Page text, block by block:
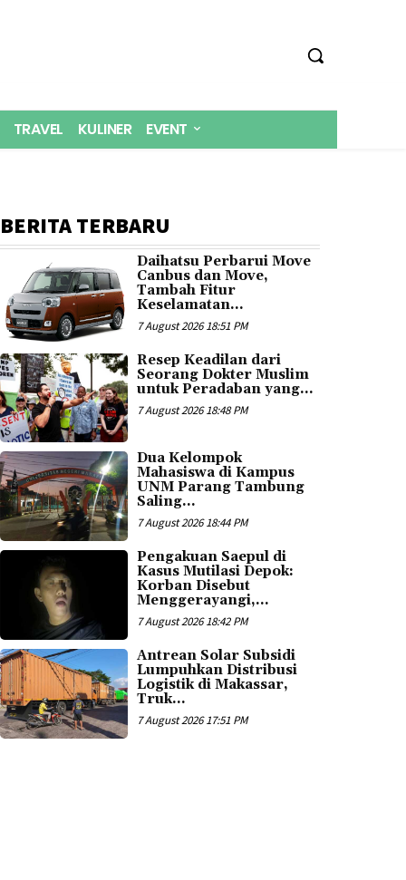
TRAVEL KULINER EVENT
BERITA TERBARU
Daihatsu Perbarui Move
Canbus dan Move,
Tambah Fitur
Keselamatan...
7 August 2026 18:51 PM
Resep Keadilan dari
Seorang Dokter Muslim
untuk Peradaban yang...
7 August 2026 18:48 PM
Dua Kelompok
Mahasiswa di Kampus
UNM Parang Tambung
Saling...
7 August 2026 18:44 PM
Pengakuan Saepul di
Kasus Mutilasi Depok:
Korban Disebut
Menggerayangi,...
7 August 2026 18:42 PM
Antrean Solar Subsidi
Lumpuhkan Distribusi
Logistik di Makassar,
Truk...
7 August 2026 17:51 PM